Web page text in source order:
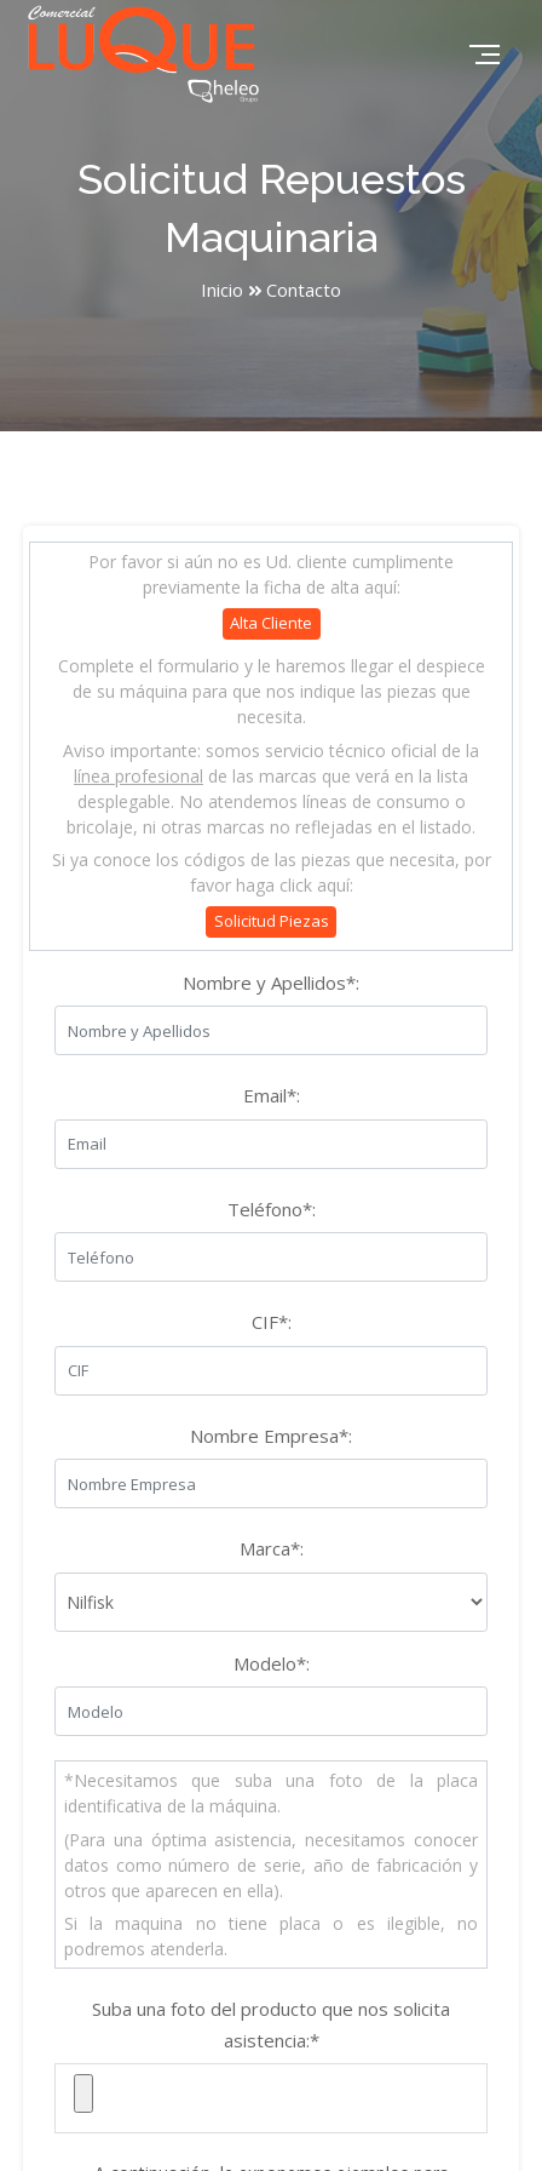
Solicitud Repuestos
Maquinaria
Inicio Contacto
Por favor si aún no es Ud. cliente cumplimente
previamente la ficha de alta aquí:
Alta Cliente
Complete el formulario y le haremos llegar el despiece
de su máquina para que nos indique las piezas que
necesita.
Aviso importante: somos servicio técnico oficial de la
línea profesional de las marcas que verá en la lista
desplegable. No atendemos líneas de consumo o
bricolaje, ni otras marcas no reflejadas en el listado.
Si ya conoce los códigos de las piezas que necesita, por
favor haga click aquí:
Solicitud Piezas
Nombre y Apellidos*:
Email*:
Teléfono*:
CIF*:
Nombre Empresa*:
Marca*:
Modelo*:
*Necesitamos que suba una foto de la placa
identificativa de la máquina.
(Para una óptima asistencia, necesitamos conocer
datos como número de serie, año de fabricación y
otros que aparecen en ella).
Si la maquina no tiene placa o es ilegible, no
podremos atenderla.
Suba una foto del producto que nos solicita
asistencia:*